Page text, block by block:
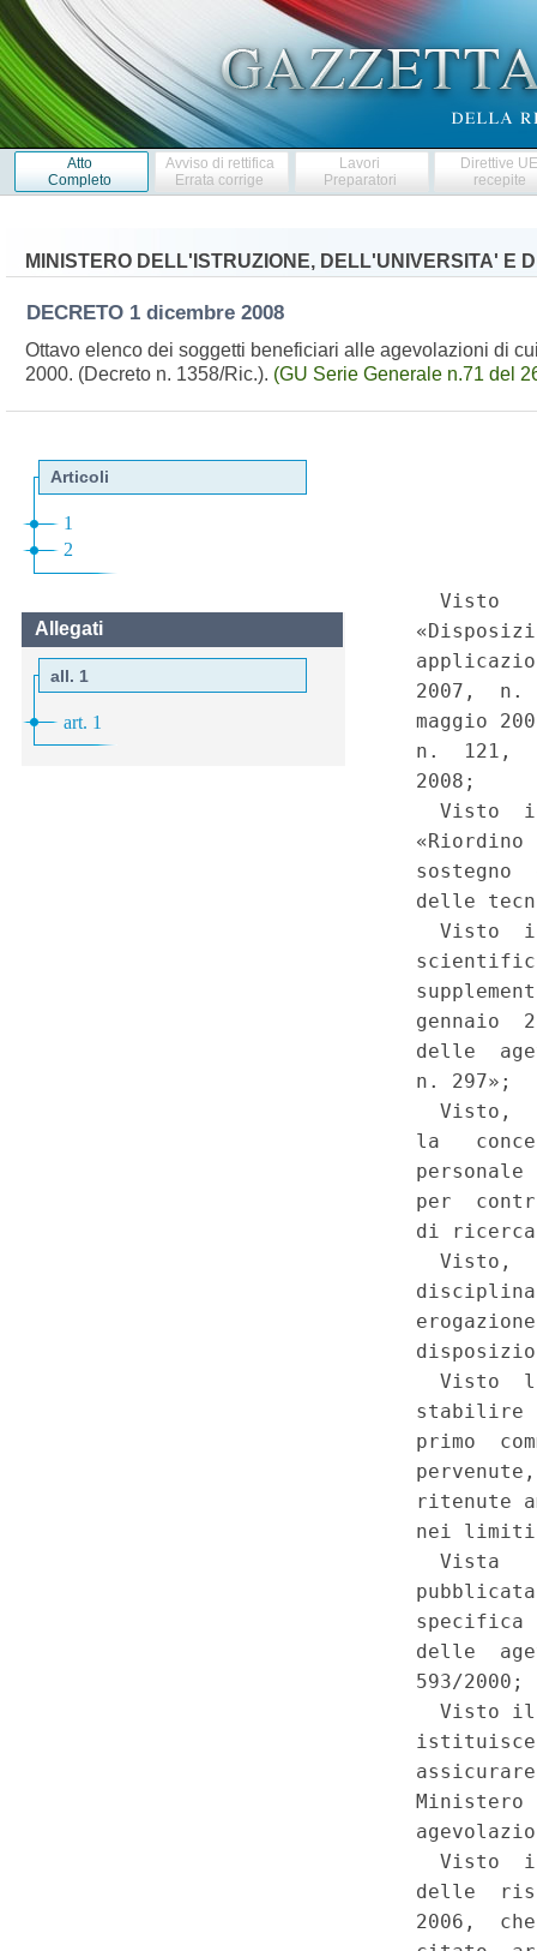
Atto
Completo
Avviso di rettifica
Errata corrige
Lavori
Preparatori
Direttive
recepite
MINISTERO DELL'ISTRUZIONE, DELL'UNIVERSITA' E
DECRETO 1 dicembre 2008
Ottavo elenco dei soggetti beneficiari alle agevolazioni di
2000. (Decreto n. 1358/Ric.). (GU Serie Generale n.71 del